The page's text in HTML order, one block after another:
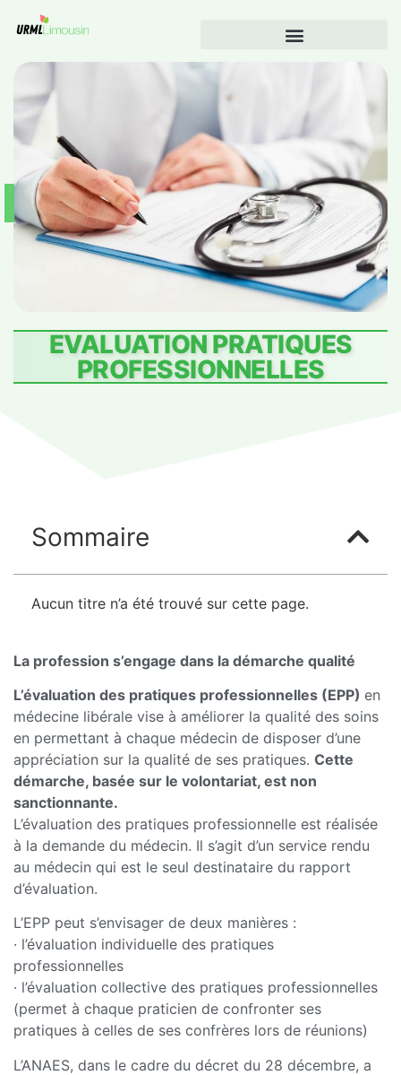
EVALUATION PRATIQUES
PROFESSIONNELLES
Sommaire
Aucun titre n’a été trouvé sur cette page.
La profession s’engage dans la démarche qualité
L’évaluation des pratiques professionnelles (EPP) en
médecine libérale vise à améliorer la qualité des soins
en permettant à chaque médecin de disposer d’une
appréciation sur la qualité de ses pratiques. Cette
démarche, basée sur le volontariat, est non
sanctionnante.
L’évaluation des pratiques professionnelle est réalisée
à la demande du médecin. Il s’agit d’un service rendu
au médecin qui est le seul destinataire du rapport
d’évaluation.
L’EPP peut s’envisager de deux manières :
· l’évaluation individuelle des pratiques
professionnelles
· l’évaluation collective des pratiques professionnelles
(permet à chaque praticien de confronter ses
pratiques à celles de ses confrères lors de réunions)
L’ANAES, dans le cadre du décret du 28 décembre, a